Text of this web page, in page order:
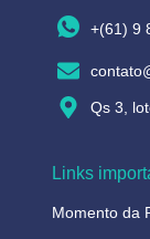
+(61) 9
Qs 3,
Links
Momento da